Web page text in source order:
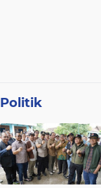
Politik